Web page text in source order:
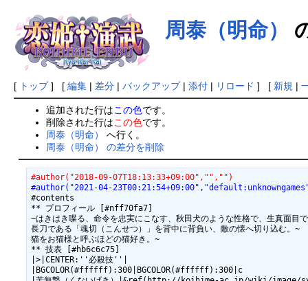
周泰（明命）
[ トップ] [ 編集| 差分| バックアップ| 添付| リロード ] [ 新規 |
追加された行はこの色です。
削除された行はこの色です。
周泰（明命）
へ行く。
周泰（明命） の差分を削除
#author("2018-09-07T18:13:33+09:00","","")
#author("2021-04-
#contents
** プロフィール [#nff70fa7]
~はきはき喋る、命令を忠実にこなす、秋田犬のような性格で、生真面目
長刀である「魂切（こんせつ）」を背中に背負い、敵の懐へ切り込む。~
猫をお猫様と呼ぶほどの猫好き。~
** 技表 [#hb6c6c75]
|>|CENTER:''必殺技''|
|BGCOLOR(#ffffff):300|BGCOLOR(#ffffff):300|c